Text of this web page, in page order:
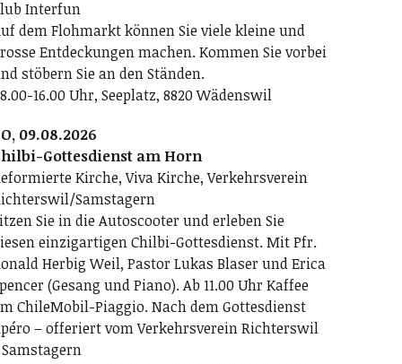
Interfun
dem Flohmarkt können Sie viele kleine und
Entdeckungen machen. Kommen Sie vorbei
stöbern Sie an den Ständen.
16.00 Uhr, Seeplatz, 8820 Wädenswil
09.08.2026
Gottesdienst am Horn
Kirche, Viva Kirche, Verkehrsverein
Samstagern
Sie in die Autoscooter und erleben Sie
einzigartigen Chilbi-Gottesdienst. Mit Pfr.
Herbig Weil, Pastor Lukas Blaser und Erica
(Gesang und Piano). Ab 11.00 Uhr Kaffee
ChileMobil-Piaggio. Nach dem Gottesdienst
– offeriert vom Verkehrsverein Richterswil